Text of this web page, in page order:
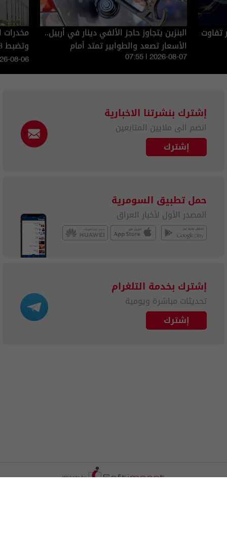
البنزين يتجاوز حاجز الألفي دينار في أربيل..
الأسعار تصعد والطوابير تمتد أمام
المحطات
07:55 | 2026-08-07
تفاوت
وتضبط 408 آلاف حبة كبتاغون (فيديو)
08-06
إشترك بنشرتنا الاخبارية
انضم الى ملايين المتابعين
إشترك
حمل تطبيق السومرية
المصدر الأول لأخبار العراق
إشترك بخدمة التلغرام
تحديثات مباشرة ويومية
إشترك